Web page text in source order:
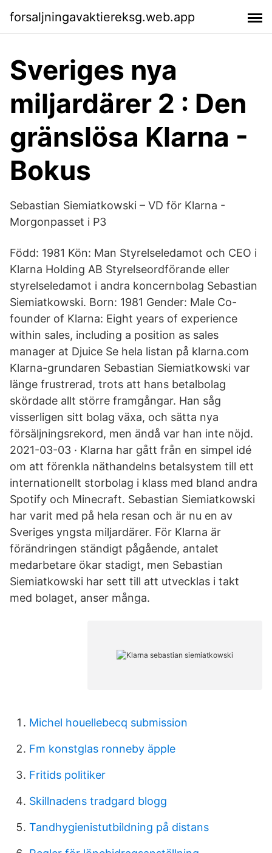
forsaljningavaktiereksg.web.app
Sveriges nya
miljardärer 2 : Den
gränslösa Klarna -
Bokus
Sebastian Siemiatkowski – VD för Klarna -
Morgonpasset i P3
Född: 1981 Kön: Man Styrelseledamot och CEO i
Klarna Holding AB Styrelseordförande eller
styrelseledamot i andra koncernbolag Sebastian
Siemiatkowski. Born: 1981 Gender: Male Co-
founder of Klarna: Eight years of experience
within sales, including a position as sales
manager at Djuice Se hela listan på klarna.com
Klarna-grundaren Sebastian Siemiatkowski var
länge frustrerad, trots att hans betalbolag
skördade allt större framgångar. Han såg
visserligen sitt bolag växa, och sätta nya
försäljningsrekord, men ändå var han inte nöjd.
2021-03-03 · Klarna har gått från en simpel idé
om att förenkla näthandelns betalsystem till ett
internationellt storbolag i klass med bland andra
Spotify och Minecraft. Sebastian Siemiatkowski
har varit med på hela resan och är nu en av
Sveriges yngsta miljardärer. För Klarna är
förändringen ständigt på­­gående, antalet
medarbetare ökar stadigt, men Sebastian
Siemiatkowski har sett till att utvecklas i takt
med bolaget, anser många.
Michel houellebecq submission
Fm konstglas ronneby äpple
Fritids politiker
Skillnadens tradgard blogg
Tandhygienistutbildning på distans